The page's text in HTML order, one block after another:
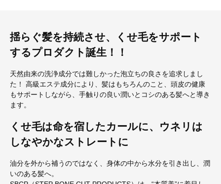
揺らぐ髪を持続させ、くせ毛をサポート
するプロダクト誕生！！
天然由来の洗浄成分では難しかった泡立ちの良さを追求しまし
た！ 高級エステ成分により、髪はもちろんのこと、頭皮の健康
もサポートしながら、手触りの良い潤いとコシのある髪へと導き
ます。
くせ毛は命を宿したカールに、ウネリは
しなやかなストレートに
油分を外から補うのではなく、身体の中から水分を引き出し、潤
いのある髪へ。